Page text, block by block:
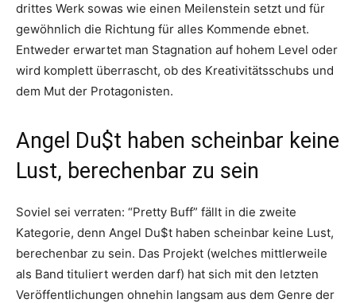
drittes Werk sowas wie einen Meilenstein setzt und für
gewöhnlich die Richtung für alles Kommende ebnet.
Entweder erwartet man Stagnation auf hohem Level oder
wird komplett überrascht, ob des Kreativitätsschubs und
dem Mut der Protagonisten.
Angel Du$t haben scheinbar keine
Lust, berechenbar zu sein
Soviel sei verraten: “Pretty Buff” fällt in die zweite
Kategorie, denn Angel Du$t haben scheinbar keine Lust,
berechenbar zu sein. Das Projekt (welches mittlerweile
als Band tituliert werden darf) hat sich mit den letzten
Veröffentlichungen ohnehin langsam aus dem Genre der